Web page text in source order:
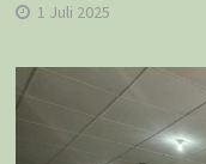
1 Juli 2025